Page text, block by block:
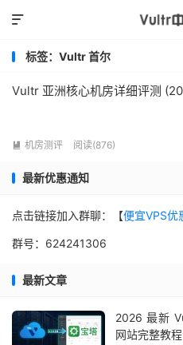

标签：Vultr 首尔
Vultr 亚洲核心机房详细评测
 机房测评 阅读(876)
最新优惠通知
点击链接加入群聊：【便宜VPS优
群号：624241306
最新文章
2026 最新
网站完整教程